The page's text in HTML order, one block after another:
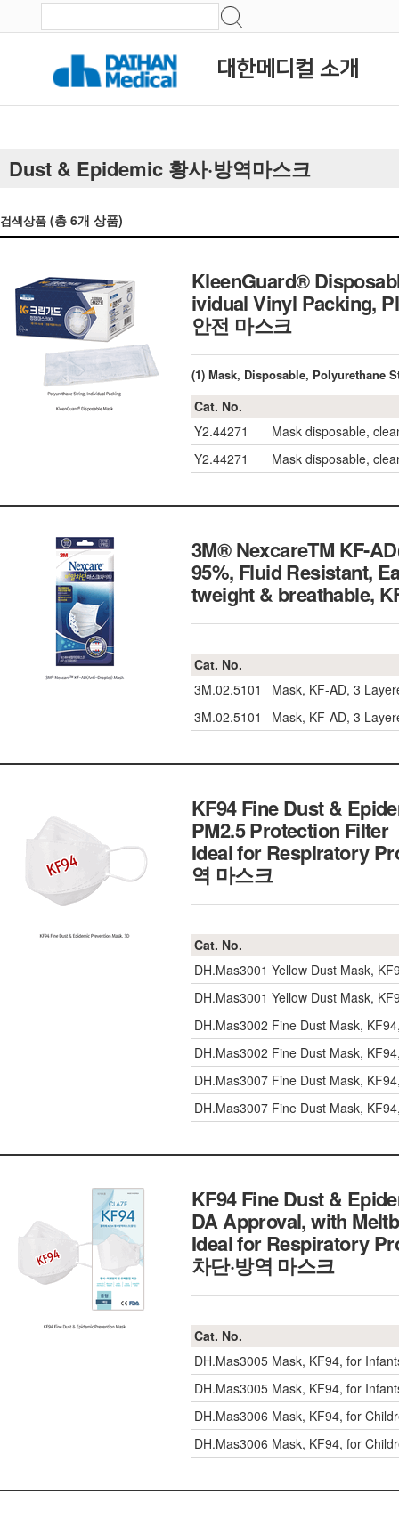
대한메디컬 소개
Dust & Epidemic 황사·방역마스크
검색상품 (총 6개 상품)
KleenGuard®
ividual Vinyl Packing,
안전 마스크
(1) Mask, Disposable, Polyurethane
Cat. No.
Y2.44271
Mask disposable,
Y2.44271
Mask disposable,
3M® NexcareTM KF-
95%, Fluid Resistant,
tweight & breathable,
Cat. No.
3M.02.5101
Mask, KF-AD, 3
3M.02.5101
Mask, KF-AD, 3
KF94 Fine Dust &
PM2.5 Protection Filter
Ideal for Respiratory
역 마스크
Cat. No.
DH.Mas3001 Yellow Dust Mask,
DH.Mas3001 Yellow Dust Mask,
DH.Mas3002 Fine Dust Mask,
DH.Mas3002 Fine Dust Mask,
DH.Mas3007 Fine Dust Mask,
DH.Mas3007 Fine Dust Mask,
KF94 Fine Dust &
DA Approval, with
Ideal for Respiratory
차단·방역 마스크
Cat. No.
DH.Mas3005 Mask, KF94, for
DH.Mas3005 Mask, KF94, for
DH.Mas3006 Mask, KF94, for
DH.Mas3006 Mask, KF94, for